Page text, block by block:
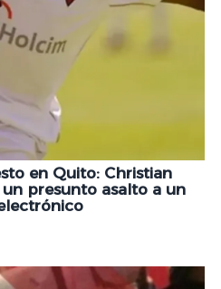
en Quito: Christian
presunto asalto a un